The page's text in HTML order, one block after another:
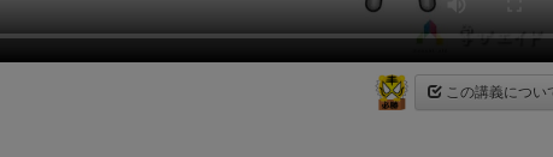
この講義につい